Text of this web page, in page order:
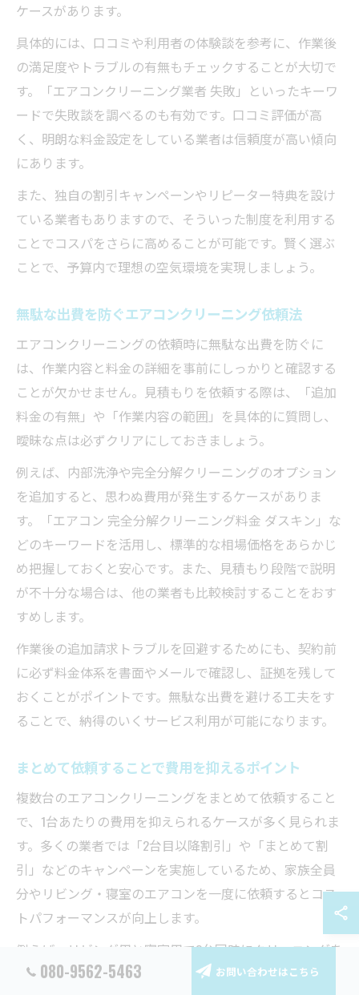
ケースがあります。
具体的には、口コミや利用者の体験談を参考に、作業後
の満足度やトラブルの有無もチェックすることが大切で
す。「エアコンクリーニング業者 失敗」といったキーワ
ードで失敗談を調べるのも有効です。口コミ評価が高
く、明朗な料金設定をしている業者は信頼度が高い傾向
にあります。
また、独自の割引キャンペーンやリピーター特典を設け
ている業者もありますので、そういった制度を利用する
ことでコスパをさらに高めることが可能です。賢く選ぶ
ことで、予算内で理想の空気環境を実現しましょう。
無駄な出費を防ぐエアコンクリーニング依頼法
エアコンクリーニングの依頼時に無駄な出費を防ぐに
は、作業内容と料金の詳細を事前にしっかりと確認する
ことが欠かせません。見積もりを依頼する際は、「追加
料金の有無」や「作業内容の範囲」を具体的に質問し、
曖昧な点は必ずクリアにしておきましょう。
例えば、内部洗浄や完全分解クリーニングのオプション
を追加すると、思わぬ費用が発生するケースがありま
す。「エアコン 完全分解クリーニング料金 ダスキン」な
どのキーワードを活用し、標準的な相場価格をあらかじ
め把握しておくと安心です。また、見積もり段階で説明
が不十分な場合は、他の業者も比較検討することをおす
すめします。
作業後の追加請求トラブルを回避するためにも、契約前
に必ず料金体系を書面やメールで確認し、証拠を残して
おくことがポイントです。無駄な出費を避ける工夫をす
ることで、納得のいくサービス利用が可能になります。
まとめて依頼することで費用を抑えるポイント
複数台のエアコンクリーニングをまとめて依頼すること
で、1台あたりの費用を抑えられるケースが多く見られま
す。多くの業者では「2台目以降割引」や「まとめて割
引」などのキャンペーンを実施しているため、家族全員
分やリビング・寝室のエアコンを一度に依頼するとコス
トパフォーマンスが向上します。
例えば、リビング用と寝室用で2台同時にクリーニングを
依頼する場合、単品で依頼するよりもトータルコストが
080-9562-5463 お問い合わせはこちら